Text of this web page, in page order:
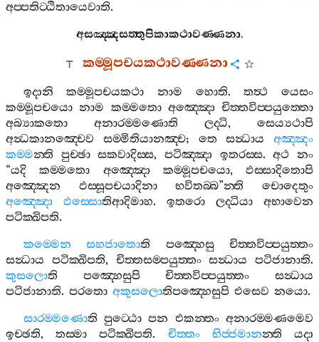
අප‍්පතිට‍්ඨිතායෙවාති.
අසඤ‍්ඤසත‍්තුපිකාකථාවණ‍්ණනා.
කම‍්මූපචයකථාවණ‍්ණනා
ඉදානි කම‍්මූපචයකථා නාම හොති.තත්‍ථ
යෙසං
කම‍්මූපචයො නාම කම‍්මතො අඤ‍්ඤො චිත‍්තවිප‍්පයුත‍්තො
අබ්‍යාකතො
අනාරම‍්මණොති ලද‍්ධි, සෙය්‍යථාපි
අන්‍ධකානඤ‍්චෙව
සම‍්මිතියානඤ‍්ච; තෙ සන්‍ධාය
අඤ‍්ඤං
කම‍්මන‍්ති පුච‍්ඡා සකවාදිස‍්ස,පටිඤ‍්ඤා ඉතරස‍්ස.අථ නං
“යදි කම‍්මතො අඤ‍්ඤො කම‍්මූපචයො, ඵස‍්සාදිතොපි
අඤ‍්ඤෙන
ඵස‍්සූපචයාදිනා භවිතබ‍්බ”න‍්ති
චොදෙතුං
අඤ‍්ඤො
ඵස‍්සොතිආදිමාහ. ඉතරො ලද‍්ධියා
අභාවෙන
පටික‍්ඛිපති.
කම‍්මෙන
සහජාතොති පඤ‍්හෙසු
චිත‍්තවිප‍්පයුත‍්තං
සන්‍ධාය
පටික‍්ඛිපති, චිත‍්තසම‍්පයුත‍්තං සන්‍ධාය පටිජානාති.
කුසලොති පඤ‍්හෙසුපි චිත‍්තවිප‍්පයුත‍්තං
සන්‍ධාය
පටිජානාති. පරතො අකුසලොතිපඤ‍්හෙසුපි එසෙව නයො.
සාරම‍්මණොති පුට‍්ඨො පන එකන‍්තං අනාරම‍්මණමෙව
ඉච‍්ඡති,තස‍්මා පටික‍්ඛිපති. චිත‍්තං භිජ‍්ජමානන‍්ති
යදා